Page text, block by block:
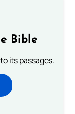
Bible
its passages.